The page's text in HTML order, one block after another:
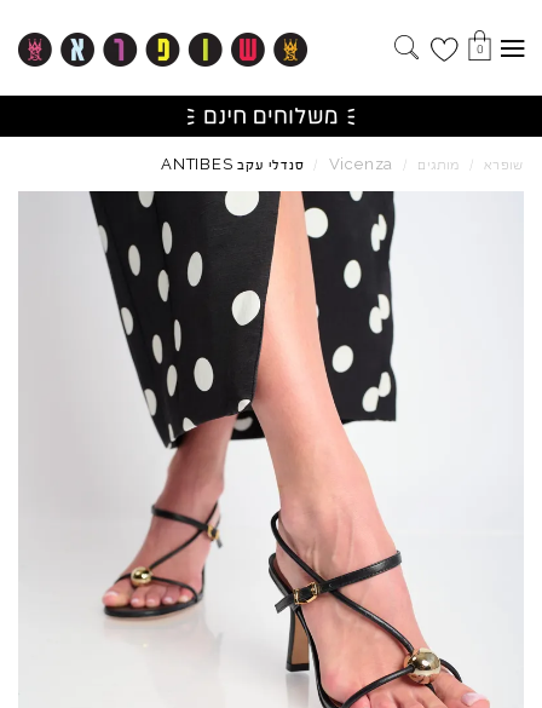
0
שופרא / מותגים /
Vicenza
/ סנדלי עקב ANTIBES